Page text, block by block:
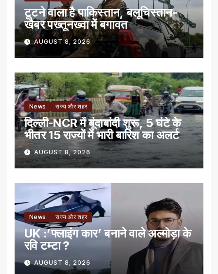
टूटने वाला है पाकिस्तान, बलूचिस्तान-
खैबर पख्तूनख्वा में बगावत
AUGUST 8, 2026
News राज्य और शहर
दिल्ली-NCR में बूंदाबांदी शुरू, 5 घंटे के
भीतर 15 राज्यों में भारी बारिश का अलर्ट
AUGUST 8, 2026
News राज्य और शहर
UK :’फ्लाइंग कार’ बनाने वाले अल्मोड़ा के
रवि टम्टा ?
AUGUST 8, 2026